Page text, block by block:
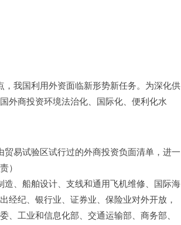
我国利用外资面临新形势新任务。为深化供
外商投资环境法治化、国际化、便利化水
易试验区试行过的外商投资负面清单，进一
）
、船舶设计、支线和通用飞机维修、国际海
经纪、银行业、证券业、保险业对外开放，
、工业和信息化部、交通运输部、商务部、